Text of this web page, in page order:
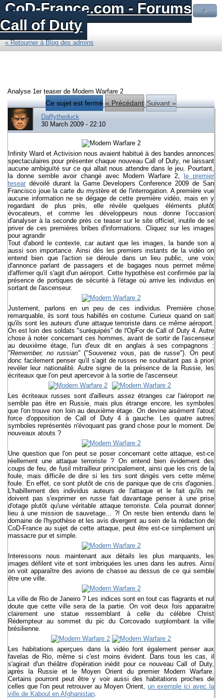
CoD-France.com - Forums
Call of Duty
»
« Retourner à Blog des admins
Analyse 1er teaser de Modern Warfare 2
Ce sujet est fermé « Précédant Suivant »
Daffytheduck
30 March 2009 - 22:10
Infinity Ward et Activision nous avaient habitué à des bandes annonces
spectaculaires pour présenter chaque nouveau Call of Duty, ne laissant
aucune ambiguïté sur ce qui allait nous attendre dans le jeu. Pourtant,
la donne semble avoir changé avec Modern Warfare 2,
le premier
tesear dévoilé durant la Game Developers Conference 2009 de San
Francisco joue la carte du mystère et de l'interrogation. A première vue
aucune information ne se dégage de cette première vidéo, mais en y
regardant de plus près, elle révèle quelques éléments plutôt
évocateurs, et comme les développeurs nous donne l'occasion
d'analyser à la seconde près ce teaser sur le site officiel, inutile de se
priver de ces premières bribes d'informations. Cliquez sur les images
pour agrandir
Tout d'abord le contexte, car autant que les images, la bande son a
aussi son importance. Ainsi dés les premiers instants de la vidéo on
entend bien que l'action se déroule dans un lieu public, une voix
d'annonce parlant de passagers et de bagages nous permet même
d'affirmer qu'il s'agit d'un aéroport. Cette hypothèse est confirmée par la
présence de portiques de sécurité à l'étage où arrive les individus en
sortant de l'ascenseur.
Justement, parlons en un peu de ces individus. Première chose
remarquable, ils sont tous habillés en costume. Curieux quand on sait
qu'ils sont les auteurs d'une attaque terroriste dans ce même aéroport.
On est loin des soldats "suréquipés" de l'OpFor de Call of Duty 4. Autre
chose à noter concernant ces hommes, avant de sortir de l'ascenseur
au deuxième étage, l'un d'eux dit en anglais à ses compagnons :
"Remember, no russian" ("Souvenez vous, pas de russe"). On peut
donc facilement penser qu'il s'agit de russes ne souhaitant pas à priori
revéler leur nationalité. Autre signe de la présence de la Russie, les
écriteaux que l'on peut apercevoir à la sortie de l'ascenseur.
Les écriteaux russes sont d'ailleurs assez étranges car l'aéroport ne
semble pas être en Russie, mais plus étrange encore, les symboles
que l'on trouve non loin au deuxième étage. On devine aisément l'atout
force d'opposition de Call of Duty 4 à gauche. Les quatre autres
symboles représentés n'évoquant pas grand chose pour le moment. De
nouveaux atouts ?
Une question que l'on peut se poser concernant cette attaque, est-ce
réellement une attaque terroriste ? On entend bien évidement des
coups de feu, de fusil mitrailleur principalement, ainsi que les cris de la
foule, mais difficile de dire si les tirs sont dirigés vers cette même
foule. En effet, ce sont plutôt de cris de panique que de cris d'agonies.
L'habillement des individus auteurs de l'attaque et le fait qu'ils ne
doivent pas s'exprimer en russe fait davantage penser à une prise
d'otage plutôt qu'une véritable attaque terroriste. Cela pourrait donner
lieu à une mission de sauvetage... ?! On reste bien entendu dans le
domaine de l'hypothèse et les avis divergent au sein de la rédaction de
CoD-France au sujet de cette attaque, peut être est-ce simplement un
massacre pur et simple.
Interessons nous maintenant aux détails les plus marquants, les
images défilent vite et sont imbriquées les unes dans les autres. Ainsi
on voit apparaître des avions de chasse au dessus de ce qui semble
être une ville.
La ville de Rio de Janeiro ? Les indices sont en tout cas flagrants et nul
doute que cette ville sera de la partie. On voit deux fois apparaitre
clairement une statue ressemblant à celle du célèbre Christ
Rédempteur au sommet du pic du Corcovado surplombant la ville
brésilienne.
Les habitations aperçues dans la vidéo font également penser aux
favelas de Rio, même si c'est moins évident. Dans tous les cas, il
s'agirait d'un théâtre d'opération inédit pour ce nouveau Call of Duty,
après la Russie et le Moyen Orient du premier Modern Warfare.
Certains pourront peut être y voir aussi des habitations proches de
celles que l'on peut retrouver au Moyen Orient, un exemple ici avec la
ville de Kaboul en Afghanistan.